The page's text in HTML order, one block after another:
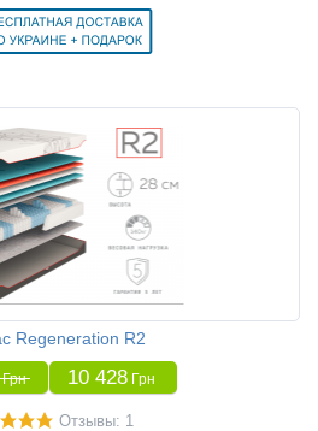
Regeneration R2
Грн 10 428 Грн
Отзывы: 1